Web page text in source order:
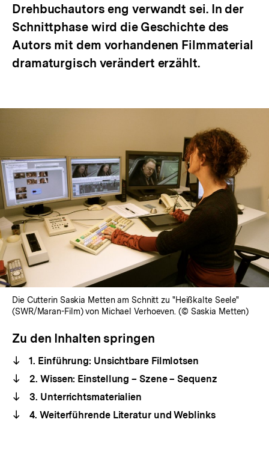
Drehbuchautors eng verwandt sei. In der
Schnittphase wird die Geschichte des
Autors mit dem vorhandenen Filmmaterial
dramaturgisch verändert erzählt.
Die Cutterin Saskia Metten am Schnitt zu "Heißkalte Seele"
(SWR/Maran-Film) von Michael Verhoeven. (© Saskia Metten)
Zu den Inhalten springen
1. Einführung: Unsichtbare Filmlotsen
2. Wissen: Einstellung – Szene – Sequenz
3. Unterrichtsmaterialien
4. Weiterführende Literatur und Weblinks